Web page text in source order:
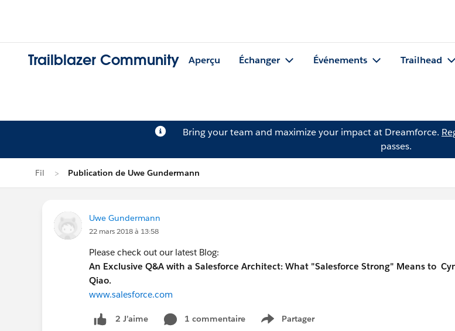
Trailblazer Community Aperçu Échanger Événements Trailhead
Bring your team and maximize your impact at Dreamforce.
passes.
Fil Publication de Uwe Gundermann
Uwe Gundermann
22 mars 2018 à 13:58
Please check out our latest Blog:
An Exclusive Q&A with a Salesforce Architect: What "Salesforce Strong" Means to
Qiao.
www.salesforce.com
2 J’aime 1 commentaire Partager
Show menu